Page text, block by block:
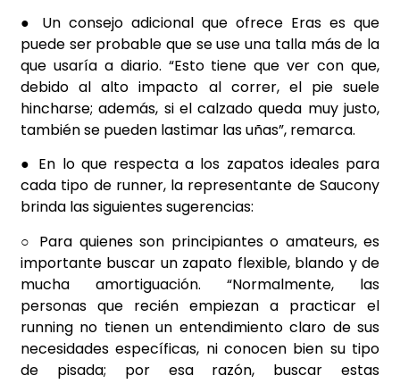
● Un consejo adicional que ofrece Eras es que
puede ser probable que se use una talla más de la
que usaría a diario. “Esto tiene que ver con que,
debido al alto impacto al correr, el pie suele
hincharse; además, si el calzado queda muy justo,
también se pueden lastimar las uñas”, remarca.
● En lo que respecta a los zapatos ideales para
cada tipo de runner, la representante de Saucony
brinda las siguientes sugerencias:
○ Para quienes son principiantes o amateurs, es
importante buscar un zapato flexible, blando y de
mucha amortiguación. “Normalmente, las
personas que recién empiezan a practicar el
running no tienen un entendimiento claro de sus
necesidades específicas, ni conocen bien su tipo
de pisada; por esa razón, buscar estas